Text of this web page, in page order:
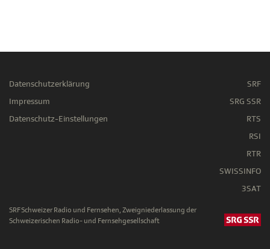
Datenschutzerklärung
Impressum
Datenschutz-Einstellungen
SRF
SRG SSR
RTS
RSI
RTR
SWISSINFO
3SAT
SRF Schweizer Radio und Fernsehen, Zweigniederlassung der
Schweizerischen Radio- und Fernsehgesellschaft